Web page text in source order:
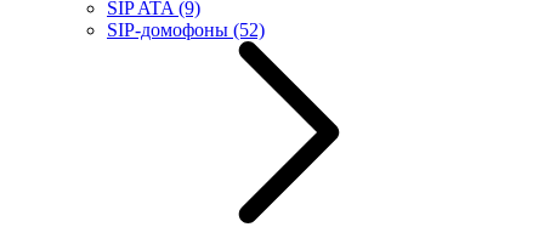
SIP ATA (9)
SIP-домофоны (52)